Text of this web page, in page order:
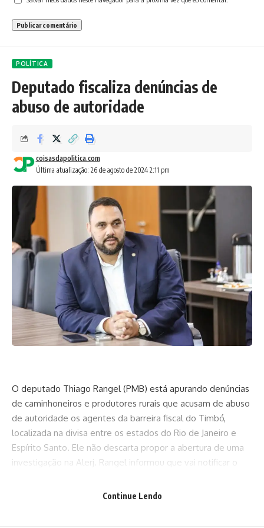
POLÍTICA
Deputado fiscaliza denúncias de
abuso de autoridade
Última atualização: 26 de agosto de 2024 2:11 pm
coisasdapolitica.com
O deputado Thiago Rangel (PMB) está apurando denúncias
de caminhoneiros e produtores rurais que acusam de abuso
de autoridade os agentes da barreira fiscal do Timbó,
localizada na divisa entre os estados do Rio de Janeiro e
Espírito Santo. Ele não descarta propor a abertura de uma
investigação na Alerj. Rangel informou que vai notificar o
coordenador das barreiras fiscais, coronel PM Eduardo
Continue Lendo